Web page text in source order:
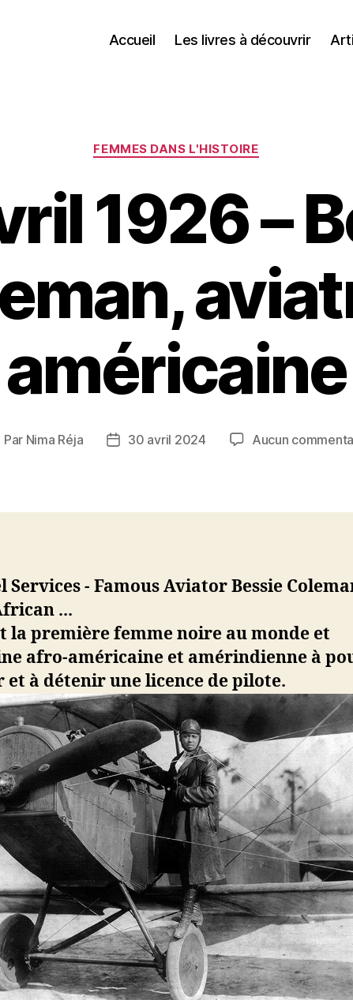
Accueil Les livres à découvrir
Catégories
FEMMES DANS L'HISTOIRE
1926 –
américaine
Par Nima Réja
Date30 avril 2024 Aucun
la première femme noire au monde et
afro-américaine et amérindienne à
à détenir une licence de pilote.